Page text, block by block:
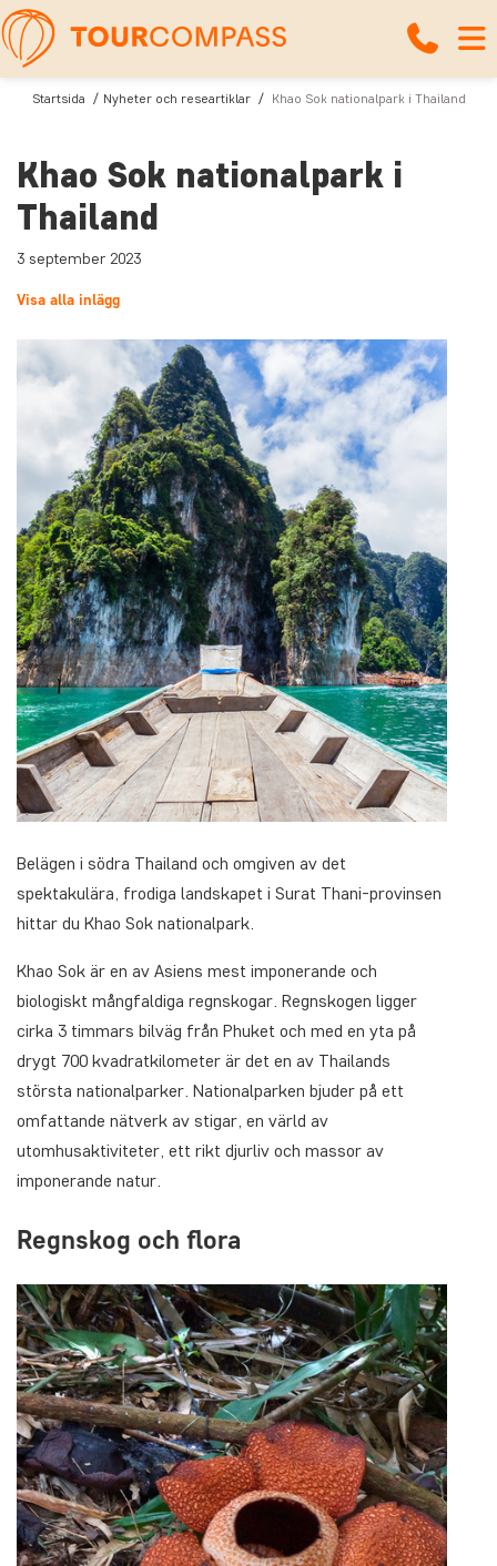
Startsida Nyheter och researtiklar Khao Sok nationalpark i Thailand
Khao Sok nationalpark i
Thailand
3 september 2023
Visa alla inlägg
Belägen i södra Thailand och omgiven av det
spektakulära, frodiga landskapet i Surat Thani-provinsen
hittar du Khao Sok nationalpark.
Khao Sok är en av Asiens mest imponerande och
biologiskt mångfaldiga regnskogar. Regnskogen ligger
cirka 3 timmars bilväg från Phuket och med en yta på
drygt 700 kvadratkilometer är det en av Thailands
största nationalparker. Nationalparken bjuder på ett
omfattande nätverk av stigar, en värld av
utomhusaktiviteter, ett rikt djurliv och massor av
imponerande natur.
Regnskog och flora